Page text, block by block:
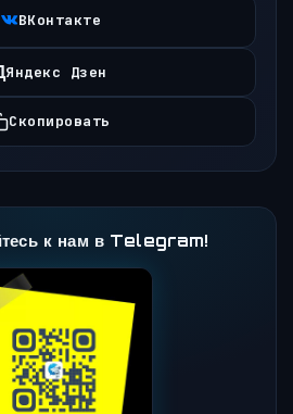
ВКонтакте
Яндекс Дзен
Скопировать
к нам в Telegram!